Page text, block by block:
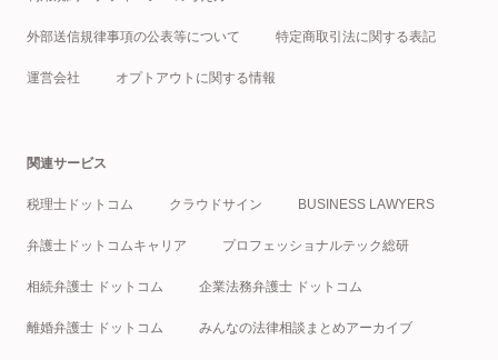
外部送信規律事項の公表等について 特定商取引法に関する表記
運営会社 オプトアウトに関する情報
関連サービス
税理士ドットコム クラウドサイン BUSINESS LAWYERS
弁護士ドットコムキャリア プロフェッショナルテック総研
相続弁護士 ドットコム 企業法務弁護士 ドットコム
離婚弁護士 ドットコム みんなの法律相談まとめアーカイブ